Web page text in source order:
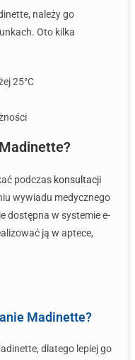
należy go
Oto kilka
25°C
podczas konsultacji
wywiadu medycznego
dostępna w systemie e-
ją w aptece,
Madinette?
dlatego lepiej go